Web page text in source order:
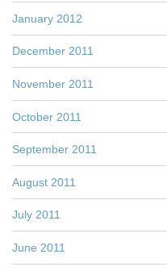
January 2012
December 2011
November 2011
October 2011
September 2011
August 2011
July 2011
June 2011